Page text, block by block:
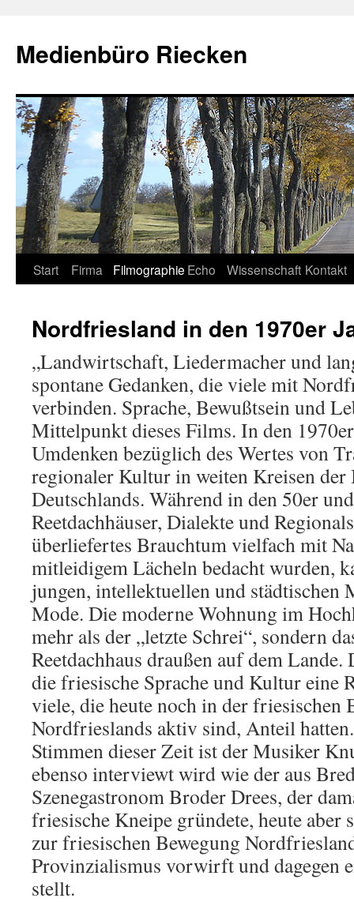
Medienbüro Riecken
Springe
Inhalt
Start Firma Filmographie Echo Wissenschaft Kontakt
Nordfriesland in den 1970er
„Landwirtschaft, Liedermacher und
spontane Gedanken, die viele mit
verbinden. Sprache, Bewußtsein und
Mittelpunkt dieses Films. In den
Umdenken bezüglich des Wertes von
regionaler Kultur in weiten Kreisen der
Deutschlands. Während in den 50er
Reetdachhäuser, Dialekte und
überliefertes Brauchtum vielfach mit
mitleidigem Lächeln bedacht wurden,
jungen, intellektuellen und städtischen
Mode. Die moderne Wohnung im
mehr als der „letzte Schrei“, sondern
Reetdachhaus draußen auf dem Lande.
die friesische Sprache und Kultur eine
viele, die heute noch in der friesischen
Nordfrieslands aktiv sind, Anteil
Stimmen dieser Zeit ist der Musiker
ebenso interviewt wird wie der aus
Szenegastronom Broder Drees, der
friesische Kneipe gründete, heute aber
zur friesischen Bewegung
Provinzialismus vorwirft und dagegen
stellt.